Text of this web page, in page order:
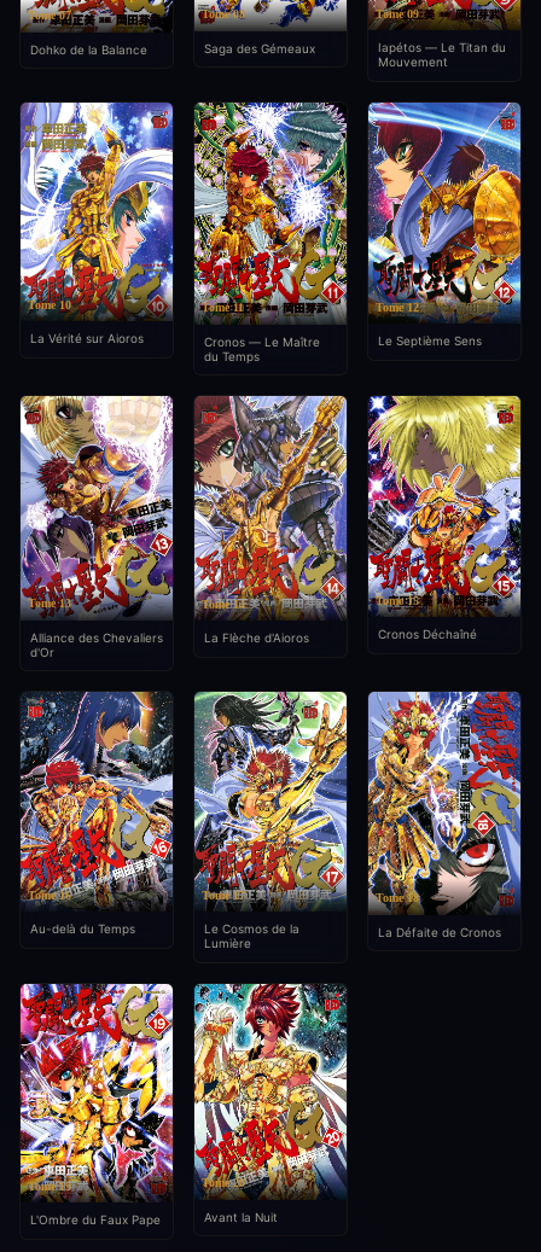
Tome 07
Dohko de la Balance
Tome 08
Saga des Gémeaux
Tome 09
Iapétos — Le Titan du
Mouvement
Tome 10
La Vérité sur Aioros
Tome 11
Cronos — Le Maître
du Temps
Tome 12
Le Septième Sens
Tome 13
Alliance des Chevaliers
d'Or
Tome 14
La Flèche d'Aioros
Tome 15
Cronos Déchaîné
Tome 16
Au-delà du Temps
Tome 17
Le Cosmos de la
Lumière
Tome 18
La Défaite de Cronos
Tome 19
L'Ombre du Faux Pape
Tome 20
Avant la Nuit